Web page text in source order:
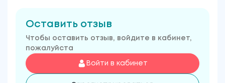
Оставить отзыв
Чтобы оставить отзыв, войдите в кабинет,
пожалуйста
Войти в кабинет